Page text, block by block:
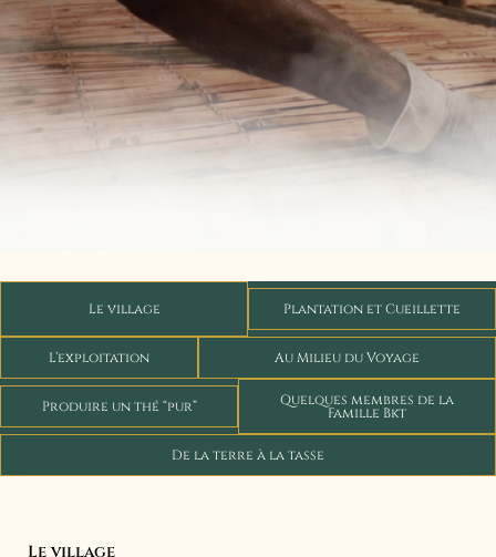
Le village Plantation et Cueillette
L’exploitation Au Milieu du Voyage
Produire un thé “pur” Quelques membres de la
Famille Bkt
De la terre à la tasse
Le village